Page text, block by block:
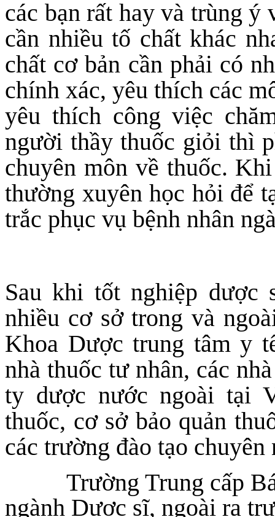
các bạn rất hay và trùng
cần nhiều tố chất khác
chất cơ bản cần phải có
chính xác, yêu thích các
yêu thích công việc
người thầy thuốc giỏi thì
chuyên môn về thuốc.
thường xuyên học hỏi để
trắc phục vụ bệnh nhân
Sau khi tốt nghiệp
nhiều cơ sở trong và
Khoa Dược trung tâm y
nhà thuốc tư nhân, các
ty dược nước ngoài tại
thuốc, cơ sở bảo quản
các trường đào tạo
Trường Trung cấp
ngành Dược sĩ, ngoài ra